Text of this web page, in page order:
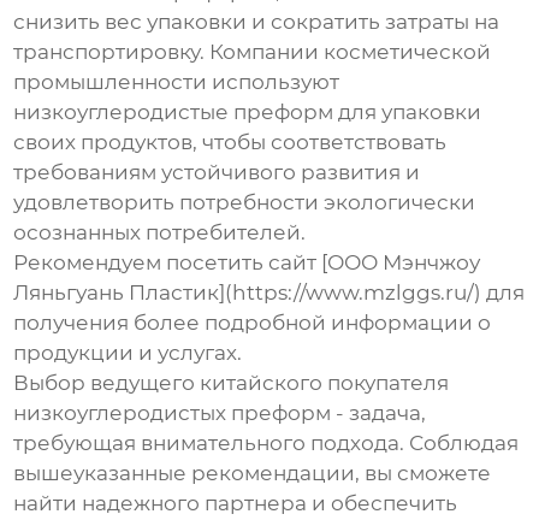
снизить вес упаковки и сократить затраты на
транспортировку. Компании косметической
промышленности используют
низкоуглеродистые преформ для упаковки
своих продуктов, чтобы соответствовать
требованиям устойчивого развития и
удовлетворить потребности экологически
осознанных потребителей.
Рекомендуем посетить сайт [ООО Мэнчжоу
Ляньгуань Пластик](https://www.mzlggs.ru/) для
получения более подробной информации о
продукции и услугах.
Выбор ведущего китайского покупателя
низкоуглеродистых преформ - задача,
требующая внимательного подхода. Соблюдая
вышеуказанные рекомендации, вы сможете
найти надежного партнера и обеспечить